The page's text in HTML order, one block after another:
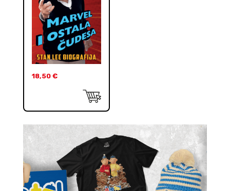
18,50 €